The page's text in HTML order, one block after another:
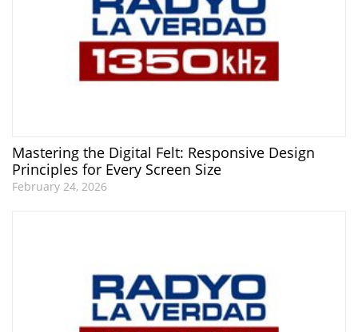
Mastering the Digital Felt: Responsive Design
Principles for Every Screen Size
February 24, 2026